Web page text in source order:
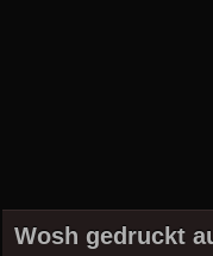
Wosh gedruckt